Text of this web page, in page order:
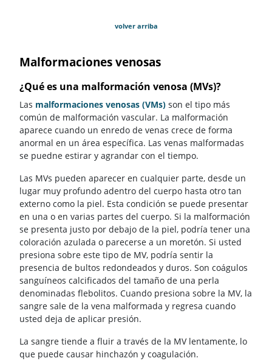
volver arriba
Malformaciones venosas
¿Qué es una malformación venosa (MVs)?
Las malformaciones venosas (VMs) son el tipo más
común de malformación vascular. La malformación
aparece cuando un enredo de venas crece de forma
anormal en un área específica. Las venas malformadas
se puedne estirar y agrandar con el tiempo.
Las MVs pueden aparecer en cualquier parte, desde un
lugar muy profundo adentro del cuerpo hasta otro tan
externo como la piel. Esta condición se puede presentar
en una o en varias partes del cuerpo. Si la malformación
se presenta justo por debajo de la piel, podría tener una
coloración azulada o parecerse a un moretón. Si usted
presiona sobre este tipo de MV, podría sentir la
presencia de bultos redondeados y duros. Son coágulos
sanguíneos calcificados del tamaño de una perla
denominadas flebolitos. Cuando presiona sobre la MV, la
sangre sale de la vena malformada y regresa cuando
usted deja de aplicar presión.
La sangre tiende a fluir a través de la MV lentamente, lo
que puede causar hinchazón y coagulación.